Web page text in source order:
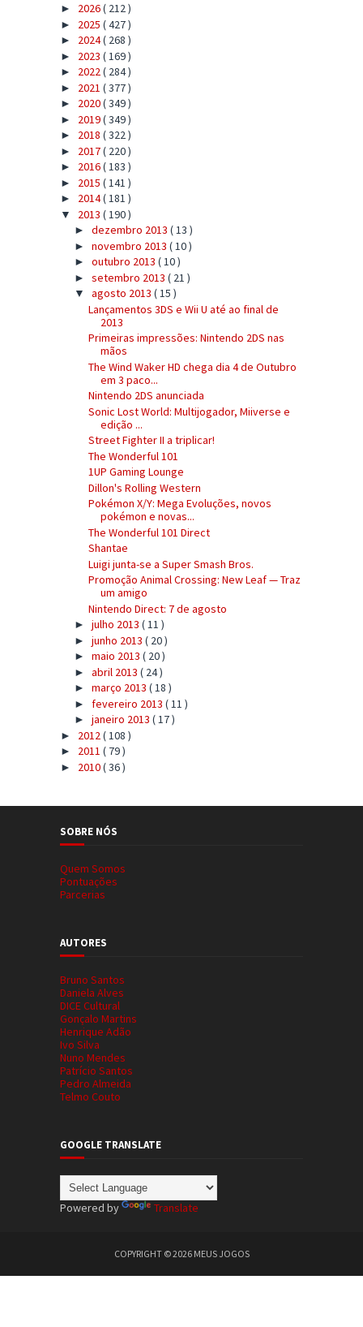
► 2026( 212 )
► 2025 ( 427 )
► 2024( 268 )
► 2023 ( 169 )
► 2022( 284 )
► 2021 ( 377 )
► 2020( 349 )
► 2019( 349 )
► 2018 ( 322 )
► 2017( 220 )
► 2016( 183 )
► 2015 ( 141 )
► 2014( 181 )
▼ 2013 ( 190 )
► dezembro 2013 ( 13 )
► novembro 2013 ( 10 )
► outubro 2013 ( 10 )
► setembro 2013 ( 21 )
▼ agosto 2013 ( 15 )
Lançamentos 3DS e Wii U até ao final de
2013
Primeiras impressões: Nintendo 2DS nas
mãos
The Wind Waker HD chega dia 4 de Outubro
em 3 paco...
Nintendo 2DS anunciada
Sonic Lost World: Multijogador, Miiverse e
edição ...
Street Fighter II a triplicar!
The Wonderful 101
1UP Gaming Lounge
Dillon's Rolling Western
Pokémon X/Y: Mega Evoluções, novos
pokémon e novas...
The Wonderful 101 Direct
Shantae
Luigi junta-se a Super Smash Bros.
Promoção Animal Crossing: New Leaf — Traz
um amigo
Nintendo Direct: 7 de agosto
► julho 2013 ( 11 )
► junho 2013 ( 20 )
► maio 2013 ( 20 )
► abril 2013 ( 24 )
► março 2013 ( 18 )
► fevereiro 2013 ( 11 )
► janeiro 2013 ( 17 )
► 2012 ( 108 )
► 2011 ( 79 )
► 2010( 36 )
SOBRE NÓS
Quem Somos
Pontuações
Parcerias
AUTORES
Bruno Santos
Daniela Alves
DICE Cultural
Gonçalo Martins
Henrique Adão
Ivo Silva
Nuno Mendes
Patrício Santos
Pedro Almeida
Telmo Couto
GOOGLE TRANSLATE
Powered by Translate
COPYRIGHT ©2026 MEUS JOGOS